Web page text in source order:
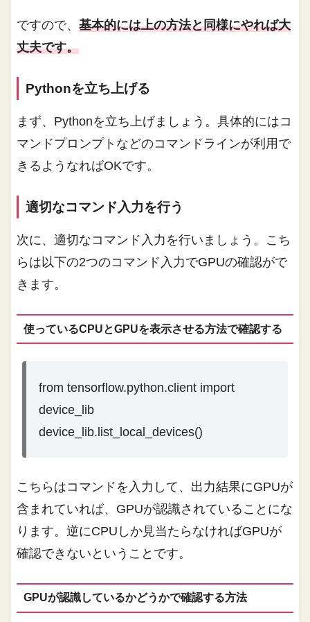
ですので、基本的には上の方法と同様にやれば大
丈夫です。
Pythonを立ち上げる
まず、Pythonを立ち上げましょう。具体的にはコ
マンドプロンプトなどのコマンドラインが利用で
きるようなればOKです。
適切なコマンド入力を行う
次に、適切なコマンド入力を行いましょう。こち
らは以下の2つのコマンド入力でGPUの確認がで
きます。
使っているCPUとGPUを表示させる方法で確認する
from tensorflow.python.client import
device_lib
device_lib.list_local_devices()
こちらはコマンドを入力して、出力結果にGPUが
含まれていれば、GPUが認識されていることにな
ります。逆にCPUしか見当たらなければGPUが
確認できないということです。
GPUが認識しているかどうかで確認する方法